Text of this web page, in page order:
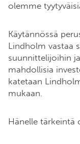
olemme
Käytännössä
Lindholm vastaa
suunnittelijoihin
mahdollisia
katetaan
mukaan.
Hänelle tärkeintä